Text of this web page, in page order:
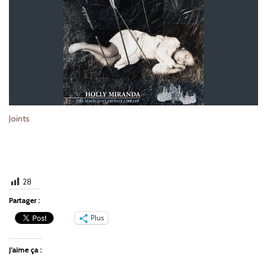
Joints
28
Partager :
Plus
J’aime ça :